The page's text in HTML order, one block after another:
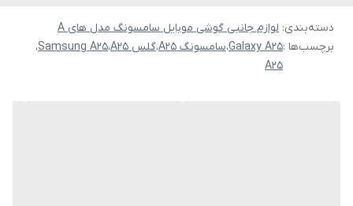
دسته‌بندی: لوازم جانبی گوشی موبایل سامسونگ مدل های A
برچسب‌ها :Galaxy A25،سامسونگ A25 ،گلس A25 ،Samsung A25،
A25